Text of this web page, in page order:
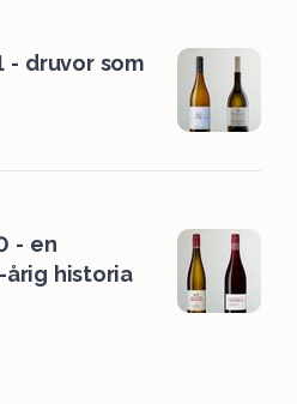
- druvor som
- en
historia